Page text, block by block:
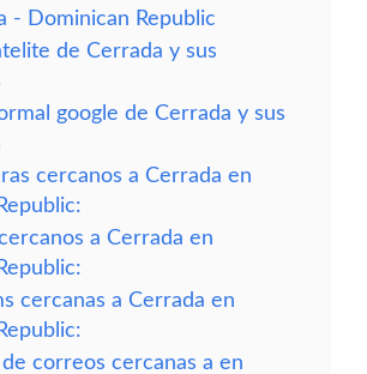
- Dominican Republic
de Cerrada y sus
google de Cerrada y sus
cercanos a Cerrada en
a Cerrada en
cercanas a Cerrada en
correos cercanas a en